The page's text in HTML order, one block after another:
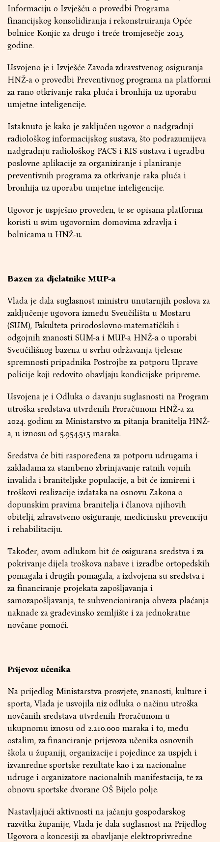
Informaciju o Izvješću o provedbi Programa
financijskog konsolidiranja i rekonstruiranja Opće
bolnice Konjic za drugo i treće tromjesečje 2023.
godine.
Usvojeno je i Izvješće Zavoda zdravstvenog osiguranja
HNŽ-a o provedbi Preventivnog programa na platformi
za rano otkrivanje raka pluća i bronhija uz uporabu
umjetne inteligencije.
Istaknuto je kako je zaključen ugovor o nadgradnji
radiološkog informacijskog sustava, što podrazumijeva
nadgradnju radiološkog PACS i RIS sustava i ugradbu
poslovne aplikacije za organiziranje i planiranje
preventivnih programa za otkrivanje raka pluća i
bronhija uz uporabu umjetne inteligencije.
Ugovor je uspješno proveden, te se opisana platforma
koristi u svim ugovornim domovima zdravlja i
bolnicama u HNŽ-u.
Bazen za djelatnike MUP-a
Vlada je dala suglasnost ministru unutarnjih poslova za
zaključenje ugovora između Sveučilišta u Mostaru
(SUM), Fakulteta prirodoslovno-matematičkih i
odgojnih znanosti SUM-a i MUP-a HNŽ-a o uporabi
Sveučilišnog bazena u svrhu održavanja tjelesne
spremnosti pripadnika Postrojbe za potporu Uprave
policije koji redovito obavljaju kondicijske pripreme.
Usvojena je i Odluka o davanju suglasnosti na Program
utroška sredstava utvrđenih Proračunom HNŽ-a za
2024. godinu za Ministarstvo za pitanja branitelja HNŽ-
a, u iznosu od 5.954.515 maraka.
Sredstva će biti raspoređena za potporu udrugama i
zakladama za stambeno zbrinjavanje ratnih vojnih
invalida i braniteljske populacije, a bit će izmireni i
troškovi realizacije izdataka na osnovu Zakona o
dopunskim pravima branitelja i članova njihovih
obitelji, zdravstveno osiguranje, medicinsku prevenciju
i rehabilitaciju.
Također, ovom odlukom bit će osigurana sredstva i za
pokrivanje dijela troškova nabave i izradbe ortopedskih
pomagala i drugih pomagala, a izdvojena su sredstva i
za financiranje projekata zapošljavanja i
samozapošljavanja, te subvencioniranja obveza plaćanja
naknade za građevinsko zemljište i za jednokratne
novčane pomoći.
Prijevoz učenika
Na prijedlog Ministarstva prosvjete, znanosti, kulture i
sporta, Vlada je usvojila niz odluka o načinu utroška
novčanih sredstava utvrđenih Proračunom u
ukupnomu iznosu od 2.210.000 maraka i to, među
ostalim, za financiranje prijevoza učenika osnovnih
škola u županiji, organizacije i pojedince za uspjeh i
izvanredne sportske rezultate kao i za nacionalne
udruge i organizatore nacionalnih manifestacija, te za
obnovu sportske dvorane OŠ Bijelo polje.
Nastavljajući aktivnosti na jačanju gospodarskog
razvitka županije, Vlada je dala suglasnost na Prijedlog
Ugovora o koncesiji za obavljanje elektroprivredne